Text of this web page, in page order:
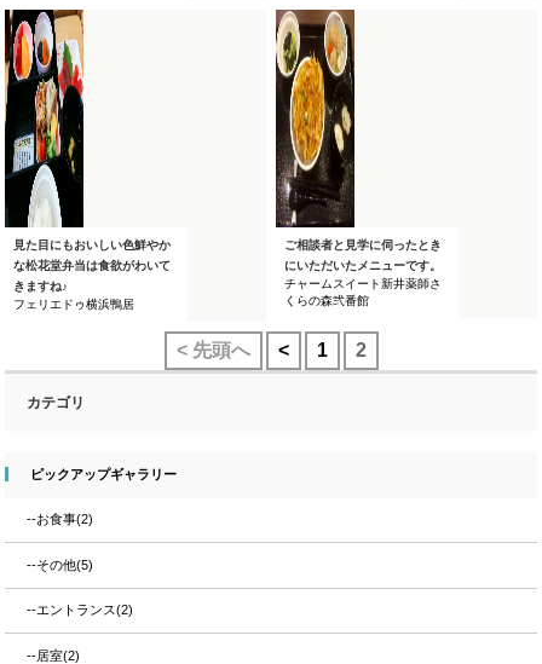
見た目にもおいしい色鮮やか
な松花堂弁当は食欲がわいて
きますね♪
フェリエドゥ横浜鴨居
ご相談者と見学に伺ったとき
にいただいたメニューです。
チャームスイート新井薬師さ
くらの森弐番館
< 先頭へ < 1 2
カテゴリ
ピックアップギャラリー
--お食事(2)
--その他(5)
--エントランス(2)
--居室(2)